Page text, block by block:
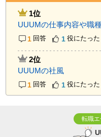
1位
UUUMの仕事内容や職
1 回答 1 役にたった
2位
UUUMの社風
1 回答 1 役にたった
転職